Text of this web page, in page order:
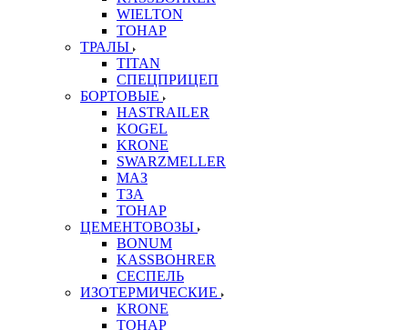
WIELTON
ТОНАР
ТРАЛЫ
TITAN
СПЕЦПРИЦЕП
БОРТОВЫЕ
HASTRAILER
KOGEL
KRONE
SWARZMELLER
МАЗ
ТЗА
ТОНАР
ЦЕМЕНТОВОЗЫ
BONUM
KASSBOHRER
СЕСПЕЛЬ
ИЗОТЕРМИЧЕСКИЕ
KRONE
ТОНАР